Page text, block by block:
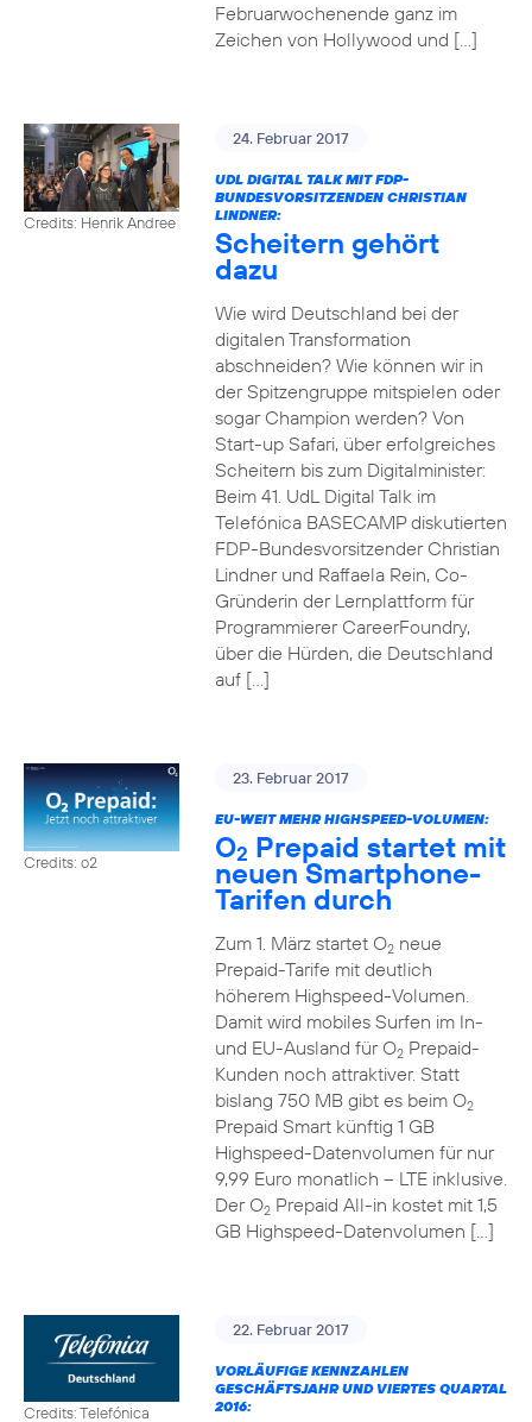
Februarwochenende ganz im
Zeichen von Hollywood und […]
Credits: Henrik Andree
24. Februar 2017
UDL DIGITAL TALK MIT FDP-
BUNDESVORSITZENDEN CHRISTIAN
LINDNER:
Scheitern gehört
dazu
Wie wird Deutschland bei der
digitalen Transformation
abschneiden? Wie können wir in
der Spitzengruppe mitspielen oder
sogar Champion werden? Von
Start-up Safari, über erfolgreiches
Scheitern bis zum Digitalminister:
Beim 41. UdL Digital Talk im
Telefónica BASECAMP diskutierten
FDP-Bundesvorsitzender Christian
Lindner und Raffaela Rein, Co-
Gründerin der Lernplattform für
Programmierer CareerFoundry,
über die Hürden, die Deutschland
auf […]
Credits: o2
23. Februar 2017
EU-WEIT MEHR HIGHSPEED-VOLUMEN:
O2 Prepaid startet mit
neuen Smartphone-
Tarifen durch
Zum 1. März startet O2neue
Prepaid-Tarife mit deutlich
höherem Highspeed-Volumen.
Damit wird mobiles Surfen im In-
und EU-Ausland für O2Prepaid-
Kunden noch attraktiver. Statt
bislang 750 MB gibt es beim O2
Prepaid Smart künftig 1 GB
Highspeed-Datenvolumen für nur
9,99 Euro monatlich – LTE inklusive.
Der O2Prepaid All-in kostet mit 1,5
GB Highspeed-Datenvolumen […]
Credits: Telefónica
22. Februar 2017
VORLÄUFIGE KENNZAHLEN
GESCHÄFTSJAHR UND VIERTES QUARTAL
2016: